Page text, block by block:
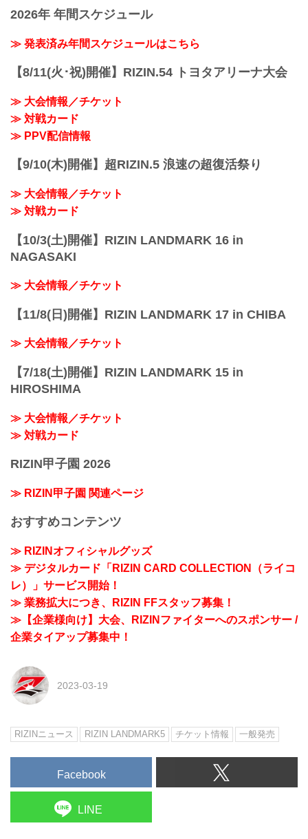
が以下に変更となりました。
変更後：4月29日（祝・土）
【Trailer】RIZIN LANDMARK 5 in
YOYOGI
16:00開始
終了予定時間
2026年 年間スケジュール
≫ 発表済み年間スケジュールはこちら
【8/11(火･祝)開催】RIZIN.54 トヨタアリーナ大会
≫ 大会情報／チケット
≫ 対戦カード
≫ PPV配信情報
【9/10(木)開催】超RIZIN.5 浪速の超復活祭り
≫ 大会情報／チケット
≫ 対戦カード
【10/3(土)開催】RIZIN LANDMARK 16 in
NAGASAKI
≫ 大会情報／チケット
【11/8(日)開催】RIZIN LANDMARK 17 in CHIBA
≫ 大会情報／チケット
【7/18(土)開催】RIZIN LANDMARK 15 in
HIROSHIMA
≫ 大会情報／チケット
≫ 対戦カード
RIZIN甲子園 2026
≫ RIZIN甲子園 関連ページ
おすすめコンテンツ
≫ RIZINオフィシャルグッズ
≫ デジタルカード「RIZIN CARD COLLECTION（ライコ
レ）」サービス開始！
≫ 業務拡大につき、RIZIN FFスタッフ募集！
≫【企業様向け】大会、RIZINファイターへのスポンサー /
企業タイアップ募集中！
2023-03-19
RIZINニュース RIZIN LANDMARK5 チケット情報 一般発売
Facebook
LINE